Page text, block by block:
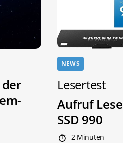
der
NEWS
Lesertest
Aufruf
SSD 990
2 Minuten